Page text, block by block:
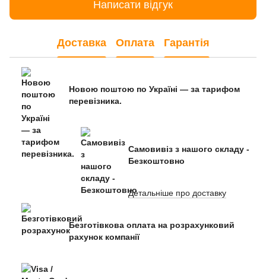
Написати відгук
Доставка Оплата Гарантія
Новою поштою по Україні — за тарифом
перевізника.
Самовивіз з нашого складу -
Безкоштовно
Детальніше про доставку
Безготівкова оплата на розрахунковий
рахунок компанії